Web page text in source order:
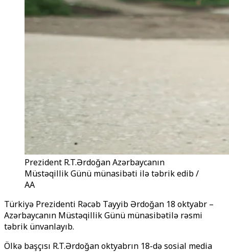
Prezident R.T.Ərdoğan Azərbaycanın
Müstəqillik Günü münasibəti ilə təbrik edib /
AA
Türkiyə Prezidenti Rəcəb Tayyib Ərdoğan 18 oktyabr –
Azərbaycanın Müstəqillik Günü münasibətilə rəsmi
təbrik ünvanlayıb.
Ölkə başçısı R.T.Ərdoğan oktyabrın 18-də sosial media